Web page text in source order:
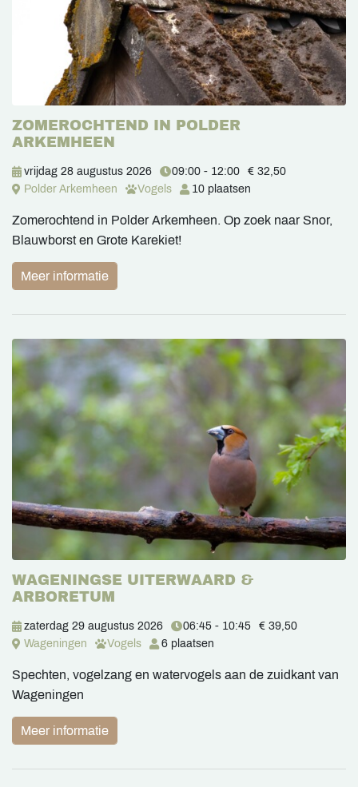
ZOMEROCHTEND IN POLDER
ARKEMHEEN
vrijdag 28 augustus 2026 09:00 - 12:00
€ 32,50
Polder Arkemheen
Vogels 10 plaatsen
Zomerochtend in Polder Arkemheen. Op zoek naar Snor,
Blauwborst en Grote Karekiet!
Meer informatie
WAGENINGSE UITERWAARD &
ARBORETUM
zaterdag 29 augustus 2026 06:45 - 10:45
€ 39,50
Wageningen
Vogels 6 plaatsen
Spechten, vogelzang en watervogels aan de zuidkant van
Wageningen
Meer informatie